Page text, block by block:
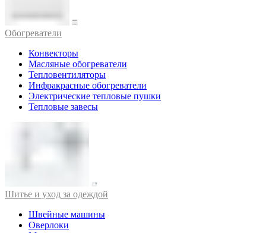
Обогреватели
Конвекторы
Масляные обогреватели
Тепловентиляторы
Инфракрасные обогреватели
Электрические тепловые пушки
Тепловые завесы
Шитье и уход за одеждой
Швейные машины
Оверлоки